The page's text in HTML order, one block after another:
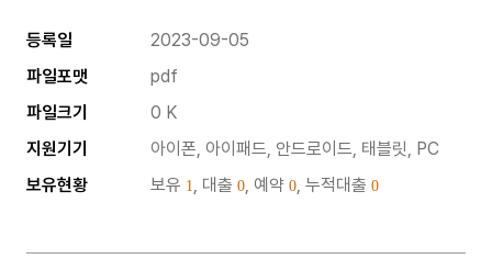
등록일
2023-09-05
파일포맷
pdf
파일크기
0 K
지원기기
아이폰, 아이패드, 안드로이드, 태블릿, PC
보유현황
보유 1 , 대출 0 , 예약 0 , 누적대출 0